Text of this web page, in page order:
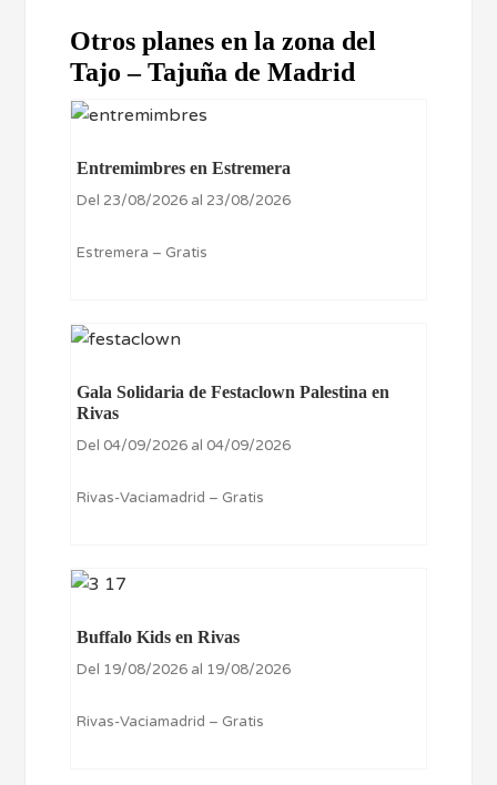
Otros planes en la zona del
Tajo – Tajuña de Madrid
Entremimbres en Estremera
Del 23/08/2026 al 23/08/2026
Estremera – Gratis
Gala Solidaria de Festaclown Palestina en
Rivas
Del 04/09/2026 al 04/09/2026
Rivas-Vaciamadrid – Gratis
Buffalo Kids en Rivas
Del 19/08/2026 al 19/08/2026
Rivas-Vaciamadrid – Gratis